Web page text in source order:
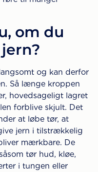
om du
og kan derfor
Så længe kroppen
hovedsageligt lagret
forblive skjult. Det
at løbe tør, at
jern i tilstrækkelig
mærkbare. De
tør hud, kløe,
i tungen eller